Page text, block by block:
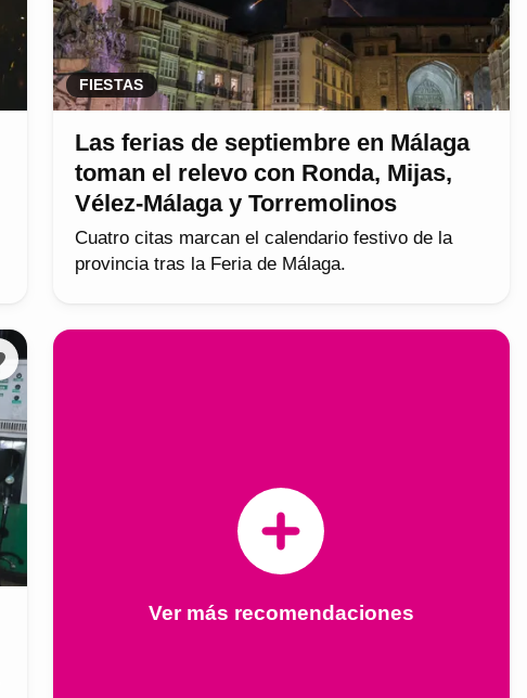
FIESTAS
Las ferias de septiembre en Málaga
toman el relevo con Ronda, Mijas,
Vélez-Málaga y Torremolinos
Cuatro citas marcan el calendario festivo de la
provincia tras la Feria de Málaga.
Ver más recomendaciones